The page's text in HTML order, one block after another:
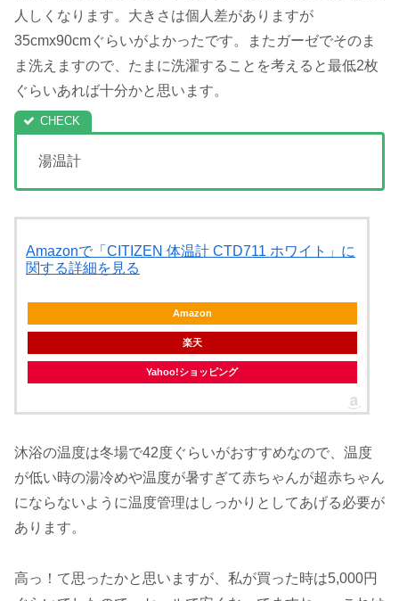
人しくなります。大きさは個人差がありますが
35cmx90cmぐらいがよかったです。またガーゼでそのま
ま洗えますので、たまに洗濯することを考えると最低2枚
ぐらいあれば十分かと思います。
湯温計
Amazonで「CITIZEN 体温計 CTD711 ホワイト」に
関する詳細を見る
Amazon
楽天
Yahoo!ショッピング
沐浴の温度は冬場で42度ぐらいがおすすめなので、温度
が低い時の湯冷めや温度が暑すぎて赤ちゃんが超赤ちゃん
にならないように温度管理はしっかりとしてあげる必要が
あります。
高っ！て思ったかと思いますが、私が買った時は5,000円